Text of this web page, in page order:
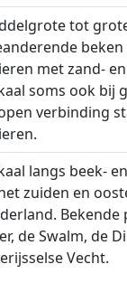
tot
met zand-
soms ook bij
verbinding
langs beek-
zuiden en
Bekende
de Swalm, de
Vecht.